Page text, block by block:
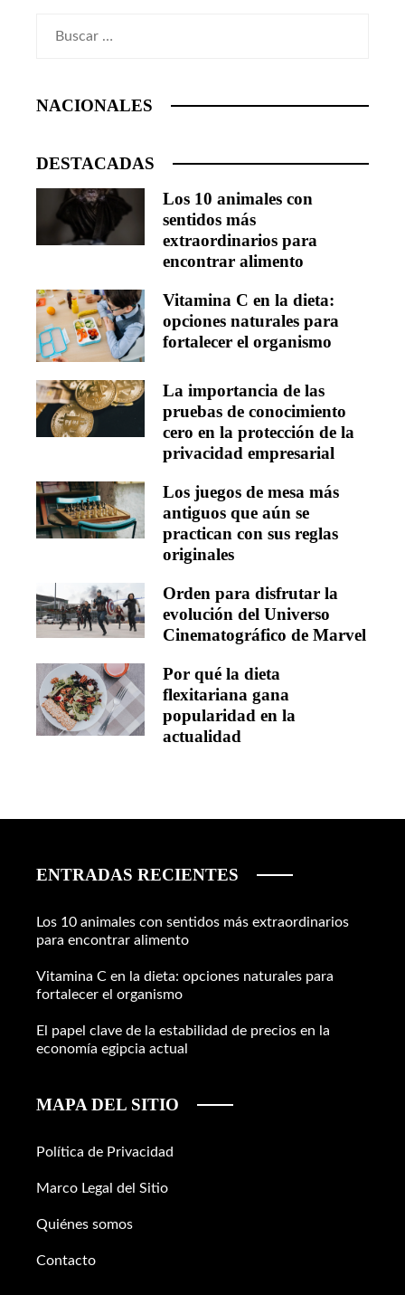
NACIONALES
DESTACADAS
Los 10 animales con
sentidos más
extraordinarios para
encontrar alimento
Vitamina C en la dieta:
opciones naturales para
fortalecer el organismo
La importancia de las
pruebas de conocimiento
cero en la protección de la
privacidad empresarial
Los juegos de mesa más
antiguos que aún se
practican con sus reglas
originales
Orden para disfrutar la
evolución del Universo
Cinematográfico de Marvel
Por qué la dieta
flexitariana gana
popularidad en la
actualidad
ENTRADAS RECIENTES
Los 10 animales con sentidos más extraordinarios
para encontrar alimento
Vitamina C en la dieta: opciones naturales para
fortalecer el organismo
El papel clave de la estabilidad de precios en la
economía egipcia actual
MAPA DEL SITIO
Política de Privacidad
Marco Legal del Sitio
Quiénes somos
Contacto